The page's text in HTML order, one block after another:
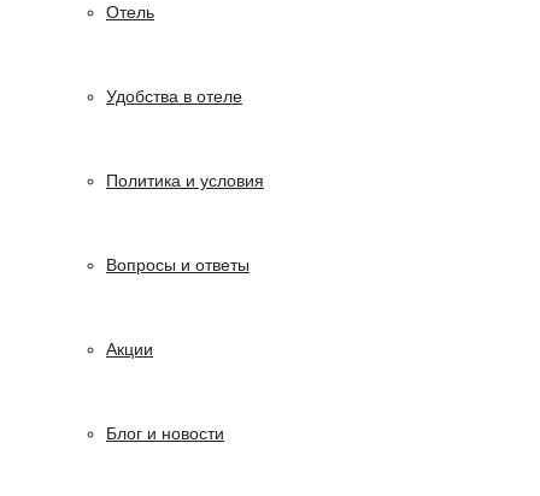
Отель
Удобства в отеле
Политика и условия
Вопросы и ответы
Акции
Блог и новости